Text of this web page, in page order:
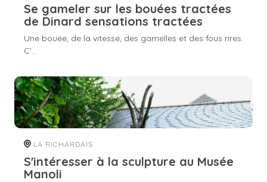
Se gameler sur les bouées tractées
de Dinard sensations tractées
Une bouée, de la vitesse, des gamelles et des fous rires.
C’...
LA RICHARDAIS
S'intéresser à la sculpture au Musée
Manoli